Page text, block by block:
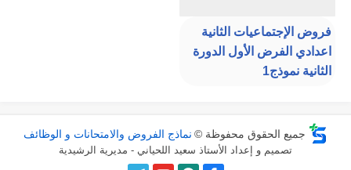
فروض الإجتماعيات الثانية
اعدادي الفرض الأول الدورة
الثانية نموذج1
جميع الحقوق محفوظة © نماذج الفروض والامتحانات و الوظائف
تصميم و إعداد الأستاذ سعيد اللحياني - مديرية الرشيدية